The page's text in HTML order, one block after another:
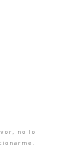
no lo